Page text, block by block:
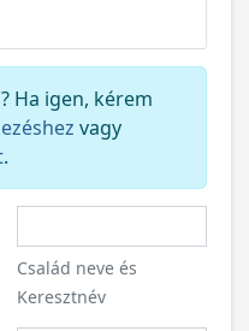
Ha igen, kérem
vagy
.
Család neve és
Keresztnév